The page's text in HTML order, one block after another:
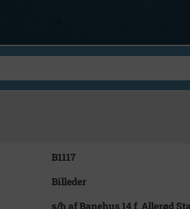
B1117
Billeder
s/h af Banehus 14 f, Allerød